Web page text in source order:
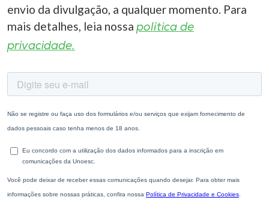
envio da divulgação, a qualquer momento. Para
mais detalhes, leia nossa política de
privacidade.